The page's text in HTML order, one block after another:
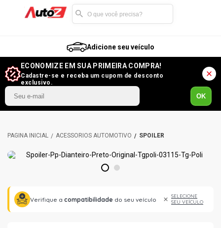
Adicione seu veículo
ECONOMIZE EM SUA PRIMEIRA COMPRA!
Cadastre-se e receba um cupom de desconto
exclusivo.
OK
ACESSÓRIOS AUTOMOTIVO SPOILER
1 2
Verifique a compatibilidade do seu veículo
SELECIONE
SEU VEÍCULO